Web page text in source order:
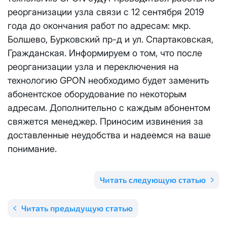
реорганизации узла связи с 12 сентября 2019
года до окончания работ по адресам: мкр.
Болшево, Бурковский пр-д и ул. Спартаковская,
Гражданская. Информируем о том, что после
реорганизации узла и переключения на
технологию GPON необходимо будет заменить
абонентское оборудование по некоторым
адресам. Дополнительно с каждым абонентом
свяжется менеджер. Приносим извинения за
доставленные неудобства и надеемся на ваше
понимание.
Читать предыдущую статью
Читать следующую статью
Телевидение
Аренда оборудования
Отправить
согласие на обработку персональных данных
соответствии сПолитикой в отношении обработки
персональных данных
КС 300
НП20
КС 500
НП30
НП50
Email *
Адрес подключения*
Я даюсогласие на обработку персональных данныхв
соответствии с
Email*
Отправить
Я даюсогласие на обработку персональных данных
соответствии сПолитикой в отношении обработки
персональных данных
осуществляется бесплатно, за каждое
последующее выделение публичного IP адреса с
рублей.